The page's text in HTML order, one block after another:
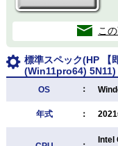
こ
標準スペック(HP 【
(Win11pro64) 5N11)
OS ：
年式 ：
Intel